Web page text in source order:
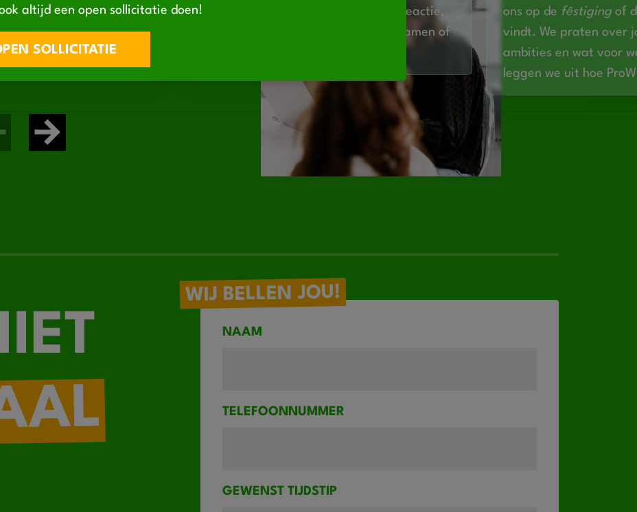
maar is bij ons geen
benieuwd naar
foar wurk ast sikest
contact met je op. We bespreken je reactie,
beantwoorden je vragen en voelen samen of
ons op de fêstiging of
vindt. We praten over
ambities en wat voor
leggen we uit hoe
WIJ BELLEN JOU!
NAAM
TELEFOONNUMMER
GEWENST TIJDSTIP
altijd een open sollicitatie doen!
SOLLICITATIE